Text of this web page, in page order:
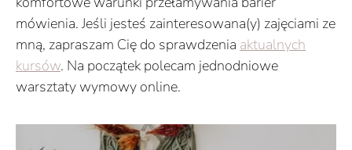
mówienia. Jeśli jesteś zainteresowana(y) zajęciami ze
mną, zapraszam Cię do sprawdzenia aktualnych
kursów. Na początek polecam jednodniowe
warsztaty wymowy online.